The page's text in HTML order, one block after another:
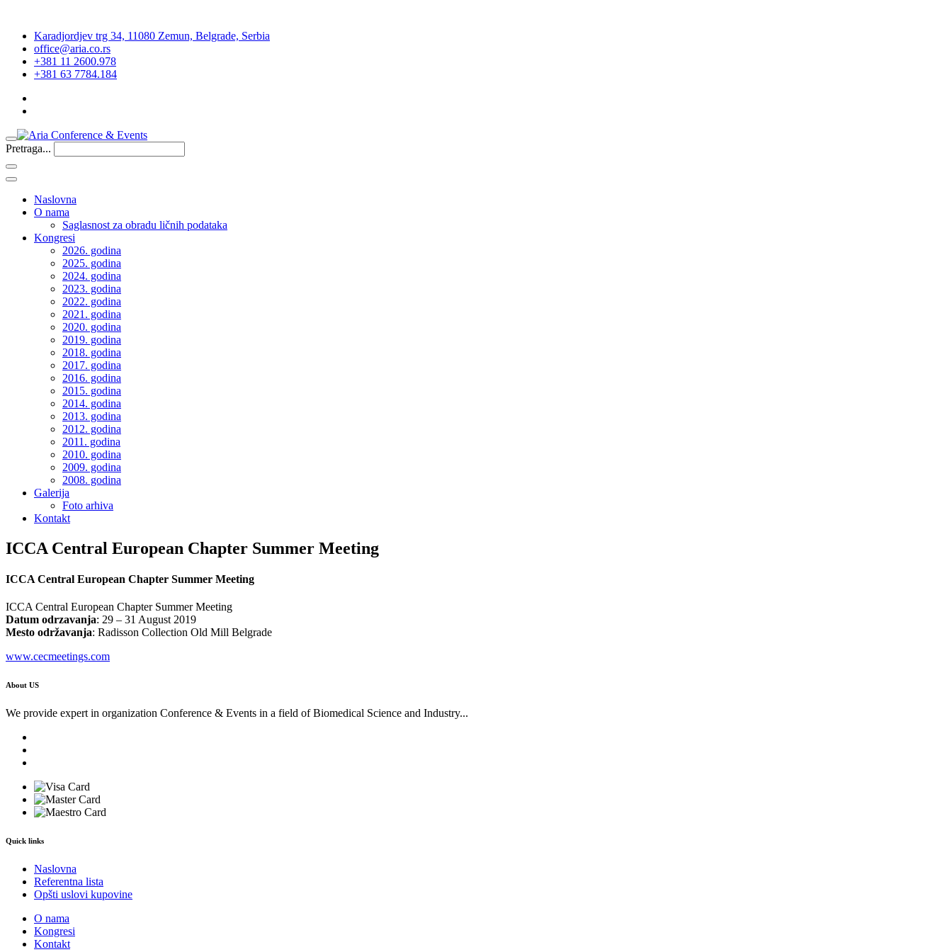
Karadjordjev trg 34, 11080 Zemun, Belgrade, Serbia
office@aria.co.rs
+381 11 2600.978
+381 63 7784.184
Pretraga...
Naslovna
O nama
Saglasnost za obradu ličnih podataka
Kongresi
2026. godina
2025. godina
2024. godina
2023. godina
2022. godina
2021. godina
2020. godina
2019. godina
2018. godina
2017. godina
2016. godina
2015. godina
2014. godina
2013. godina
2012. godina
2011. godina
2010. godina
2009. godina
2008. godina
Galerija
Foto arhiva
Kontakt
ICCA Central European Chapter Summer Meeting
ICCA Central European Chapter Summer Meeting
ICCA Central European Chapter Summer Meeting
Datum odrzavanja: 29 – 31 August 2019
Mesto održavanja: Radisson Collection Old Mill Belgrade
www.cecmeetings.com
About US
We provide expert in organization Conference & Events in a field of Biomedical Science and Industry...
Quick links
Naslovna
Referentna lista
Opšti uslovi kupovine
O nama
Kongresi
Kontakt